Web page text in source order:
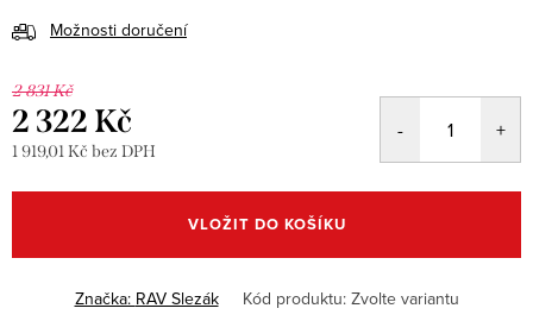
Možnosti doručení
2 831 Kč
2 322 Kč
1 919,01 Kč bez DPH
cena:
VLOŽIT DO KOŠÍKU
Značka: RAV Slezák Kód produktu: Zvolte variantu